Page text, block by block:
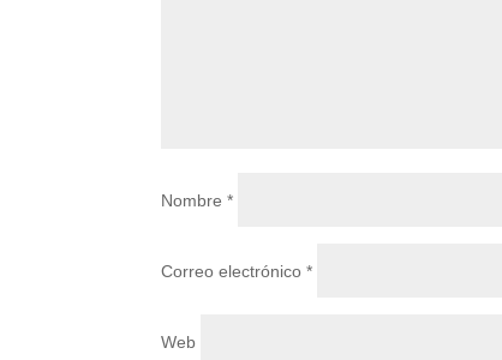
Nombre*
Correo electrónico*
Web